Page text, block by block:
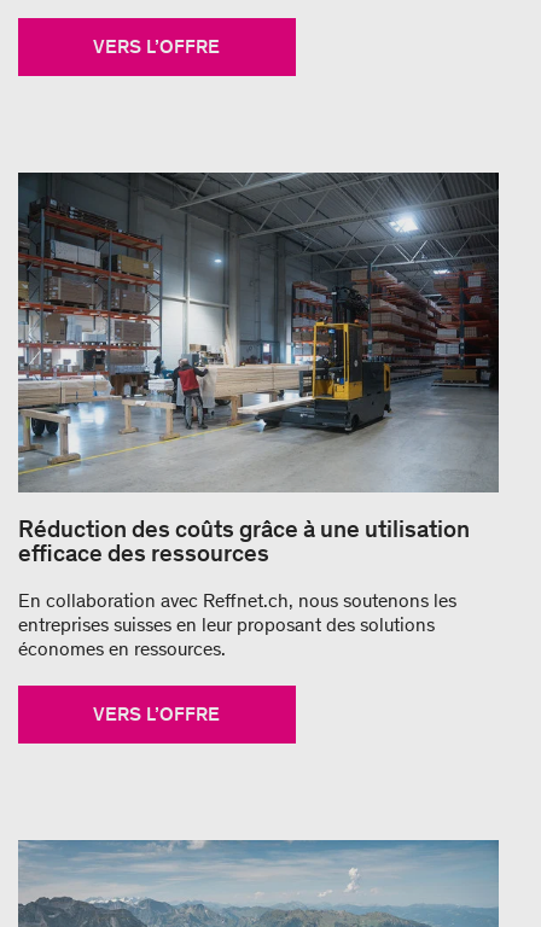
VERS L’OFFRE
Réduction des coûts grâce à une utilisation
efficace des ressources
En collaboration avec Reffnet.ch, nous soutenons les
entreprises suisses en leur proposant des solutions
économes en ressources.
VERS L’OFFRE